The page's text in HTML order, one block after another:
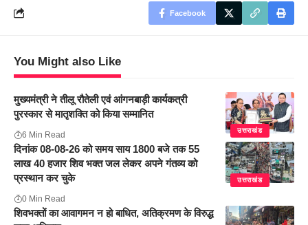
Facebook
You Might also Like
उत्तराखंड
मुख्यमंत्री ने तीलू रौतेली एवं आंगनबाड़ी कार्यकत्री
पुरस्कार से मातृशक्ति को किया सम्मानित
6 Min Read
उत्तराखंड
दिनांक 08-08-26 को समय साय 1800 बजे तक 55
लाख 40 हजार शिव भक्त जल लेकर अपने गंतव्य को
प्रस्थान कर चुके
0 Min Read
शिवभक्तों का आवागमन न हो बाधित, अतिक्रमण के विरुद्ध